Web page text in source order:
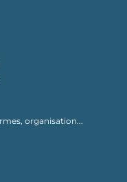
organisation...